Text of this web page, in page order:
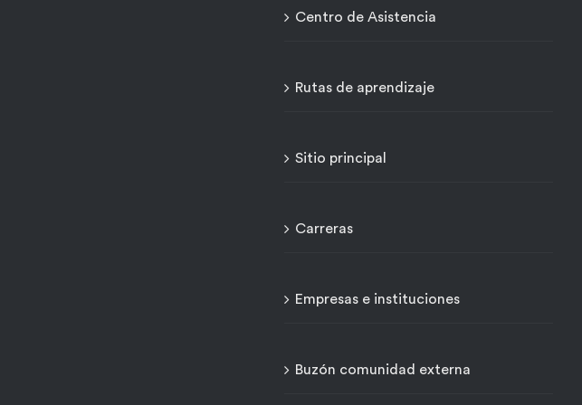
Centro de Asistencia
Rutas de aprendizaje
Sitio principal
Carreras
Empresas e instituciones
Buzón comunidad externa